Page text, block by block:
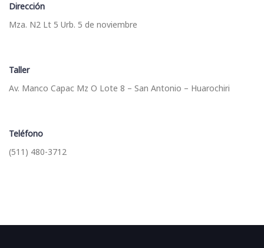
Dirección
Mza. N2 Lt 5 Urb. 5 de noviembre
Taller
Av. Manco Capac Mz O Lote 8 – San Antonio – Huarochiri
Teléfono
(511) 480-3712